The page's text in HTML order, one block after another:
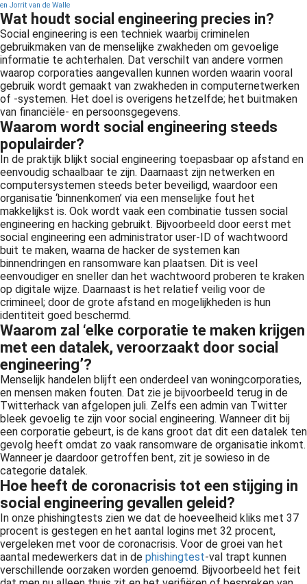
en Jorrit van de Walle
Wat houdt social engineering precies in?
Social engineering is een techniek waarbij criminelen
gebruikmaken van de menselijke zwakheden om gevoelige
informatie te achterhalen. Dat verschilt van andere vormen
waarop corporaties aangevallen kunnen worden waarin vooral
gebruik wordt gemaakt van zwakheden in computernetwerken
of -systemen. Het doel is overigens hetzelfde; het buitmaken
van financiële- en persoonsgegevens.
Waarom wordt social engineering steeds
populairder?
In de praktijk blijkt social engineering toepasbaar op afstand en
eenvoudig schaalbaar te zijn. Daarnaast zijn netwerken en
computersystemen steeds beter beveiligd, waardoor een
organisatie ‘binnenkomen’ via een menselijke fout het
makkelijkst is. Ook wordt vaak een combinatie tussen social
engineering en hacking gebruikt. Bijvoorbeeld door eerst met
social engineering een administrator user-ID of wachtwoord
buit te maken, waarna de hacker de systemen kan
binnendringen en ransomware kan plaatsen. Dit is veel
eenvoudiger en sneller dan het wachtwoord proberen te kraken
op digitale wijze. Daarnaast is het relatief veilig voor de
crimineel; door de grote afstand en mogelijkheden is hun
identiteit goed beschermd.
Waarom zal ‘elke corporatie te maken krijgen
met een datalek, veroorzaakt door social
engineering’?
Menselijk handelen blijft een onderdeel van woningcorporaties,
en mensen maken fouten. Dat zie je bijvoorbeeld terug in de
Twitterhack van afgelopen juli. Zelfs een admin van Twitter
bleek gevoelig te zijn voor social engineering. Wanneer dit bij
een corporatie gebeurt, is de kans groot dat dit een datalek ten
gevolg heeft omdat zo vaak ransomware de organisatie inkomt.
Wanneer je daardoor getroffen bent, zit je sowieso in de
categorie datalek.
Hoe heeft de coronacrisis tot een stijging in
social engineering gevallen geleid?
In onze phishingtests zien we dat de hoeveelheid kliks met 37
procent is gestegen en het aantal logins met 32 procent,
vergeleken met voor de coronacrisis. Voor de groei van het
aantal medewerkers dat in de phishingtest-val trapt kunnen
verschillende oorzaken worden genoemd. Bijvoorbeeld het feit